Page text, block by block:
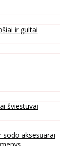
ir gultai
šviestuvai
sodo aksesuarai